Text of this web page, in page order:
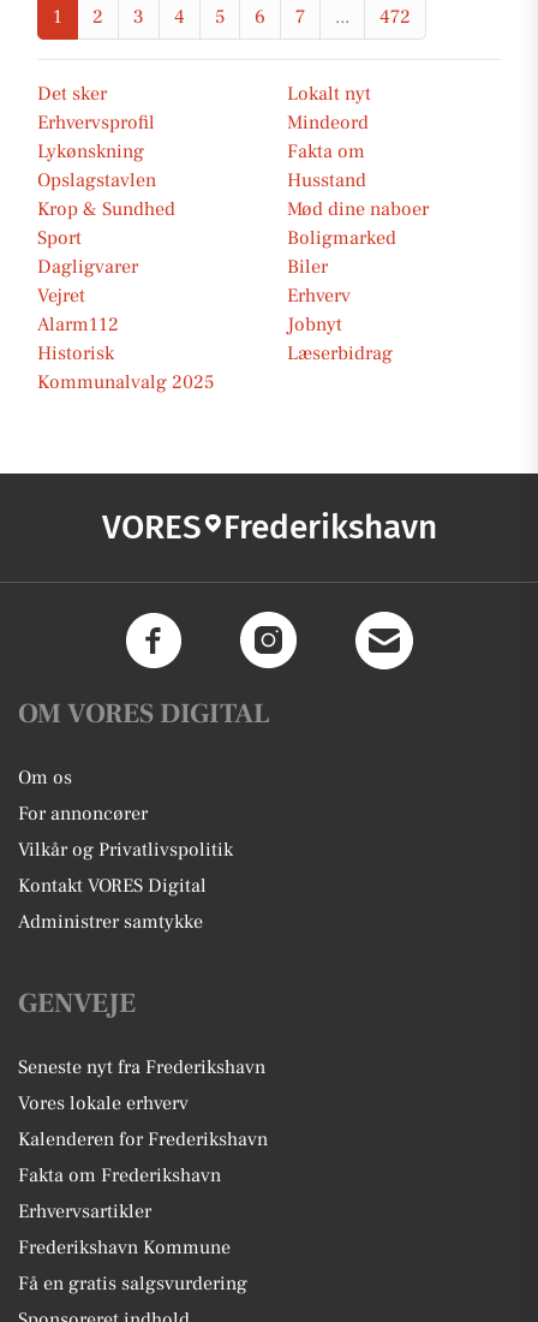
1 2 3 4 5 6 7 ... 472
Det sker
Lokalt nyt
Erhvervsprofil
Mindeord
Lykønskning
Fakta om
Opslagstavlen
Husstand
Krop & Sundhed
Mød dine naboer
Sport
Boligmarked
Dagligvarer
Biler
Vejret
Erhverv
Alarm112
Jobnyt
Historisk
Læserbidrag
Kommunalvalg 2025
VORES Frederikshavn
OM VORES DIGITAL
Om os
For annoncører
Vilkår og Privatlivspolitik
Kontakt VORES Digital
Administrer samtykke
GENVEJE
Seneste nyt fra Frederikshavn
Vores lokale erhverv
Kalenderen for Frederikshavn
Fakta om Frederikshavn
Erhvervsartikler
Frederikshavn Kommune
Få en gratis salgsvurdering